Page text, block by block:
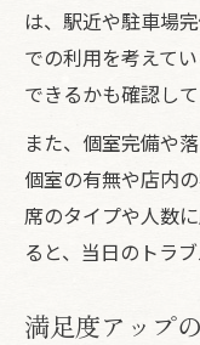
は、駅近や駐車場
での利用を考えて
できるかも確認して
また、個室完備や
個室の有無や店内
席のタイプや人数
ると、当日のトラ
満足度アップ